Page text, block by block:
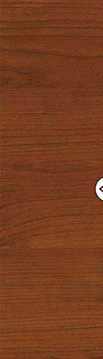
Csokoládés-diós
szendvics